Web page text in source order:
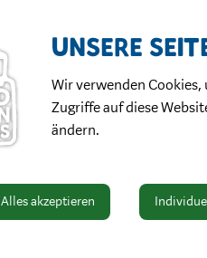
Unsere
Wir verwenden
Zugriffe auf diese
ändern.
Alles akzeptieren